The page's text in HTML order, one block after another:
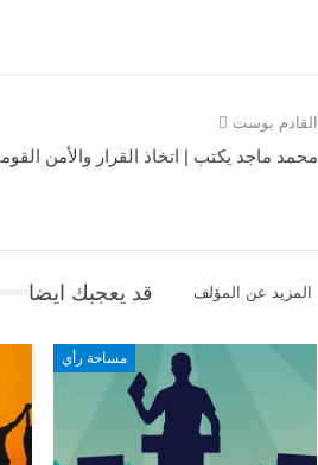
القادم بوست
محمد ماجد يكتب | اتخاذ القرار والأمن
قد يعجبك ايضا المزيد عن المؤلف
مساحة رأي